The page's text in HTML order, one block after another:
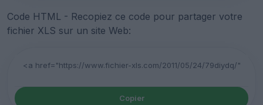
Code HTML - Recopiez ce code pour partager votre
fichier XLS sur un site Web:
Copier